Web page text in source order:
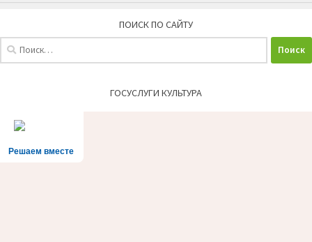
ПОИСК ПО САЙТУ
ГОСУСЛУГИ КУЛЬТУРА
Решаем вместе